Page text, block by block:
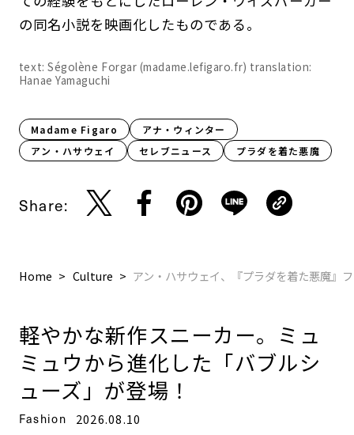
の同名小説を映画化したものである。
text: Ségolène Forgar (madame.lefigaro.fr) translation:
Hanae Yamaguchi
Madame Figaro
アナ・ウィンター
アン・ハサウェイ
セレブニュース プラダを着た悪魔
Share:
Home Culture アン・ハサウェイ、『プラダを着た悪魔』
軽やかな新作スニーカー。ミュ
ミュウから進化した「バブルシ
ューズ」が登場！
Fashion 2026.08.10